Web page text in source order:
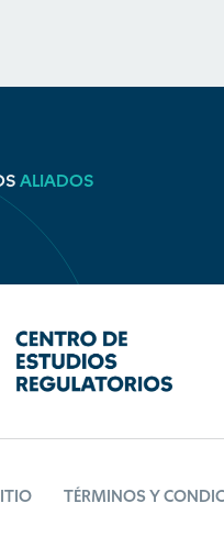
ALIADOS
TÉRMINOS Y